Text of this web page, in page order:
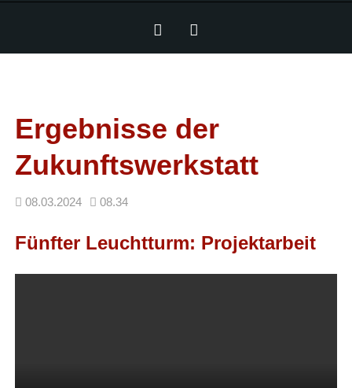
Ergebnisse der
Zukunftswerkstatt
08.03.2024 08.34
Fünfter Leuchtturm: Projektarbeit